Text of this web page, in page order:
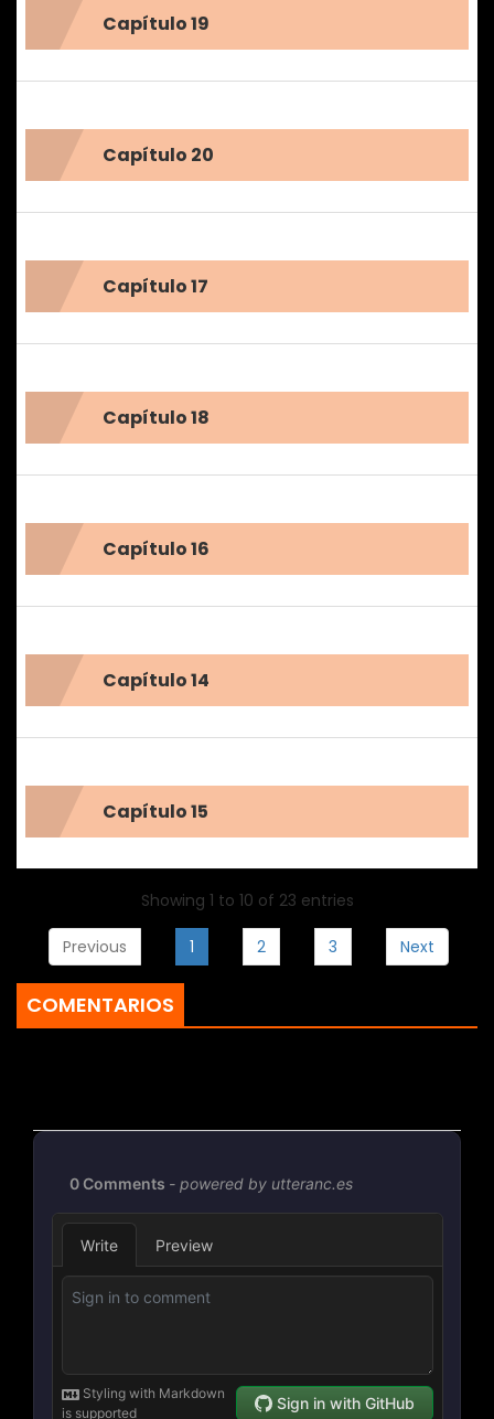
Capítulo 19
Capítulo 20
Capítulo 17
Capítulo 18
Capítulo 16
Capítulo 14
Capítulo 15
Showing 1 to 10 of 23 entries
Previous 1 2 3 Next
COMENTARIOS